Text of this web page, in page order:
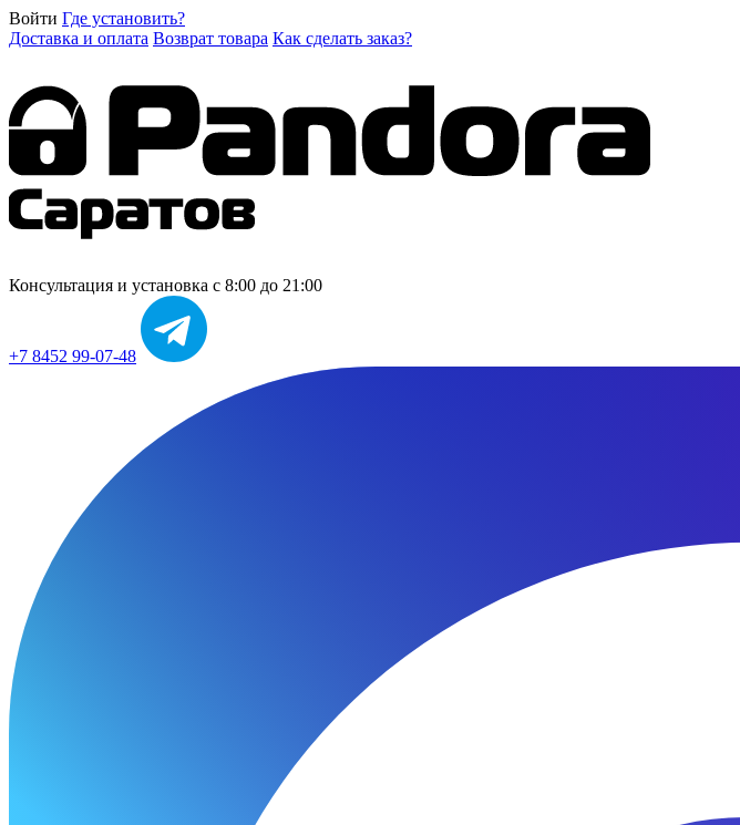
Войти Где установить?
Доставка и оплата Возврат товара Как сделать заказ?
Консультация и установка с 8:00 до 21:00
+7 8452 99-07-48